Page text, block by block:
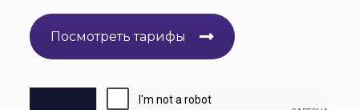
Посмотреть тарифы